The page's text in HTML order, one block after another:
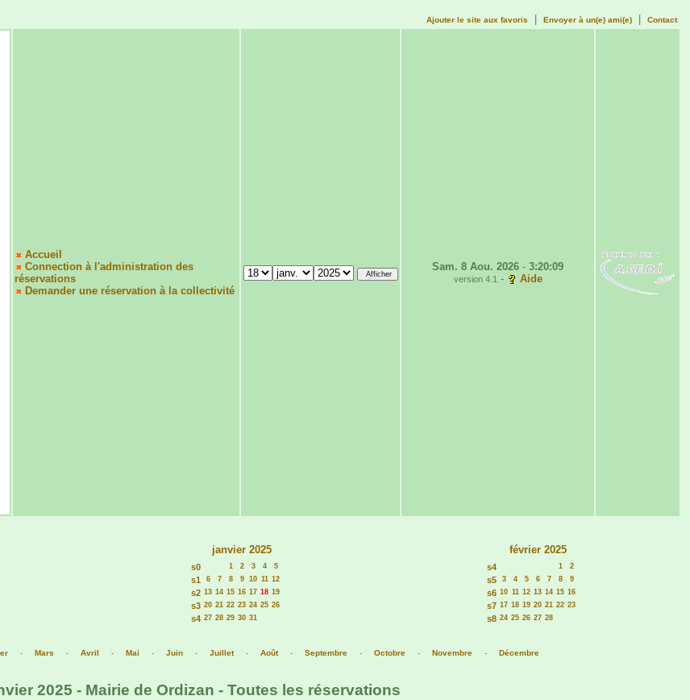
Ajouter le site aux favoris Envoyer à un(e) ami(e) Contact
Accueil
Connection à l'administration des
réservations
Demander une réservation à la collectivité
Sam. 8 Aou. 2026 - 3:20:09
version 4.1- Aide
janvier 2025
s0 1 2 3 4 5
s1 6 7 8 9 10 11 12
s2 13 14 15 16 17 18 19
s3 20 21 22 23 24 25 26
s4 27 28 29 30 31
février 2025
s4 1 2
s5 3 4 5 6 7 8 9
s6 10 11 12 13 14 15 16
s7 17 18 19 20 21 22 23
s8 24 25 26 27 28
- Mars - Avril - Mai - Juin - Juillet- Août- Septembre - Octobre - Novembre - Décembre
2025 - Mairie de Ordizan - Toutes les réservations